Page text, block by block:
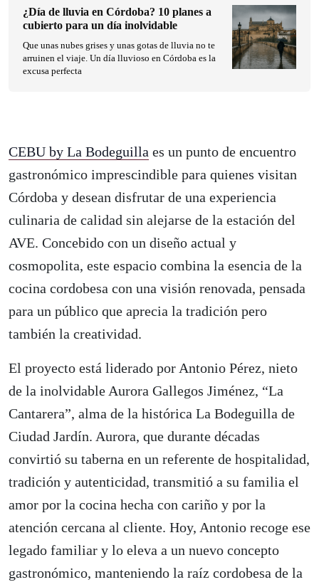
CEBU by La Bodeguilla es un punto de encuentro
gastronómico imprescindible para quienes visitan
Córdoba y desean disfrutar de una experiencia
culinaria de calidad sin alejarse de la estación del
AVE. Concebido con un diseño actual y
cosmopolita, este espacio combina la esencia de la
cocina cordobesa con una visión renovada, pensada
para un público que aprecia la tradición pero
también la creatividad.
El proyecto está liderado por Antonio Pérez, nieto
de la inolvidable Aurora Gallegos Jiménez, “La
Cantarera”, alma de la histórica La Bodeguilla de
Ciudad Jardín. Aurora, que durante décadas
convirtió su taberna en un referente de hospitalidad,
tradición y autenticidad, transmitió a su familia el
amor por la cocina hecha con cariño y por la
atención cercana al cliente. Hoy, Antonio recoge ese
legado familiar y lo eleva a un nuevo concepto
gastronómico, manteniendo la raíz cordobesa de la
¿Día de lluvia en Córdoba? 10 planes a
cubierto para un día inolvidable
Que unas nubes grises y unas gotas de lluvia no te
arruinen el viaje. Un día lluvioso en Córdoba es la
excusa perfecta